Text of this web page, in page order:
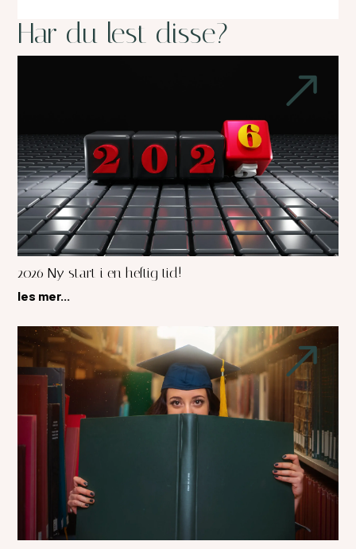
Har du lest disse?
2026 Ny start i en heftig tid!
les mer...